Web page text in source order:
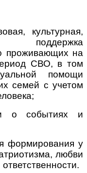
культурная,
поддержка
проживающих на
СВО, в том
помощи
семей с учетом
о событиях и
формирования у
любви